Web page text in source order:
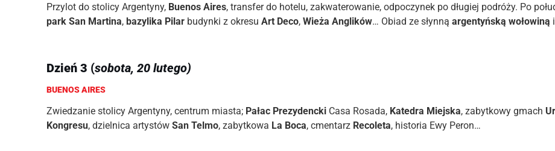
Przylot do stolicy Argentyny, Buenos Aires, transfer do hotelu, zakwaterowanie, odpoczynek po długiej podróży. Po
park San Martina,bazylika Pilar budynki z okresuArt Deco,Wieża Anglików… Obiad ze słynnąargentyńską wołowiną
Dzień 3 (sobota, 20 lutego)
BUENOS AIRES
Zwiedzanie stolicy Argentyny, centrum miasta; Pałac Prezydencki Casa Rosada, Katedra Miejska, zabytkowy gmach
Kongresu, dzielnica artystówSan Telmo, zabytkowa La Boca, cmentarz Recoleta, historia Ewy Peron…